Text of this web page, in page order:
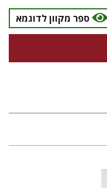
ספר מקוון לדוגמא